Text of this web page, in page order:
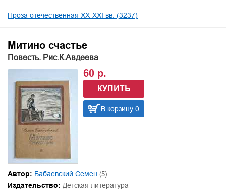
Проза отечественная XX-XXI вв. (3237)
Митино счастье
Повесть. Рис.К.Авдеева
60 р.
КУПИТЬ
В корзину 0
Автор: Бабаевский Семен (5)
Издательство: Детская литература